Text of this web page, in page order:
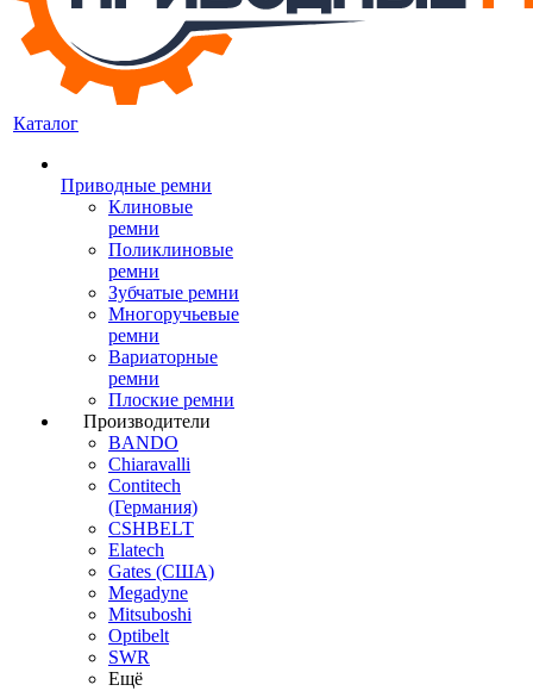
Каталог
Приводные ремни
Клиновые
ремни
Поликлиновые
ремни
Зубчатые ремни
Многоручьевые
ремни
Вариаторные
ремни
Плоские ремни
Производители
BANDO
Chiaravalli
Contitech
(Германия)
CSHBELT
Elatech
Gates (США)
Megadyne
Mitsuboshi
Optibelt
SWR
Ещё